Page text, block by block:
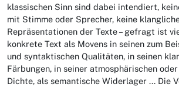
klassischen Sinn sind dabei intendiert,
mit Stimme oder Sprecher, keine
Repräsentationen der Texte – gefragt ist
konkrete Text als Movens in seinen zum
und syntaktischen Qualitäten, in seinen
Färbungen, in seiner atmosphärischen
Dichte, als semantische Widerlager ... Die